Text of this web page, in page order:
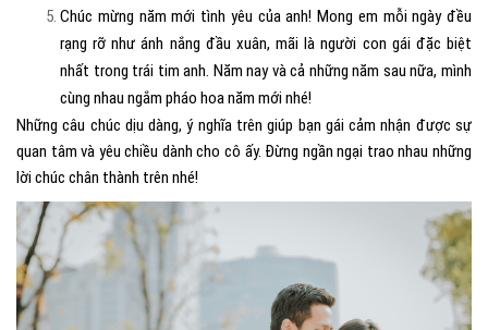
Chúc mừng năm mới tình yêu của anh! Mong em mỗi ngày đều
rạng rỡ như ánh nắng đầu xuân, mãi là người con gái đặc biệt
nhất trong trái tim anh. Năm nay và cả những năm sau nữa, mình
cùng nhau ngắm pháo hoa năm mới nhé!
Những câu chúc dịu dàng, ý nghĩa trên giúp bạn gái cảm nhận được sự
quan tâm và yêu chiều dành cho cô ấy. Đừng ngần ngại trao nhau những
lời chúc chân thành trên nhé!